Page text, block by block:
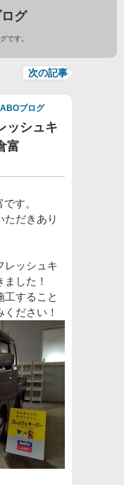
グ
です。
次の記事
ブログ
ッシュキ
富
す。
ただきあり
レッシュキ
した！
工すること
ださい！